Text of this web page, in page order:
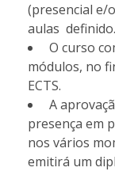
(presencial e/
aulas definido.
O curso
módulos, no
ECTS.
A
presença em
nos vários
emitirá um